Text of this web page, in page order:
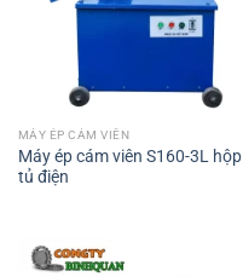
MÁY ÉP CÁM VIÊN
Máy ép cám viên S160-3L hộp
tủ điện